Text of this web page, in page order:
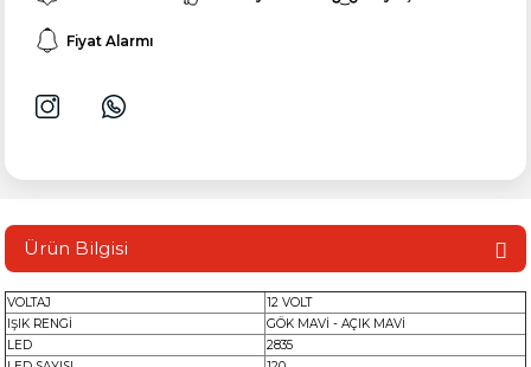
Fiyat Alarmı
Ürün Bilgisi
VOLTAJ
12 VOLT
IŞIK RENGİ
GÖK MAVİ - AÇIK MAVİ
LED
2835